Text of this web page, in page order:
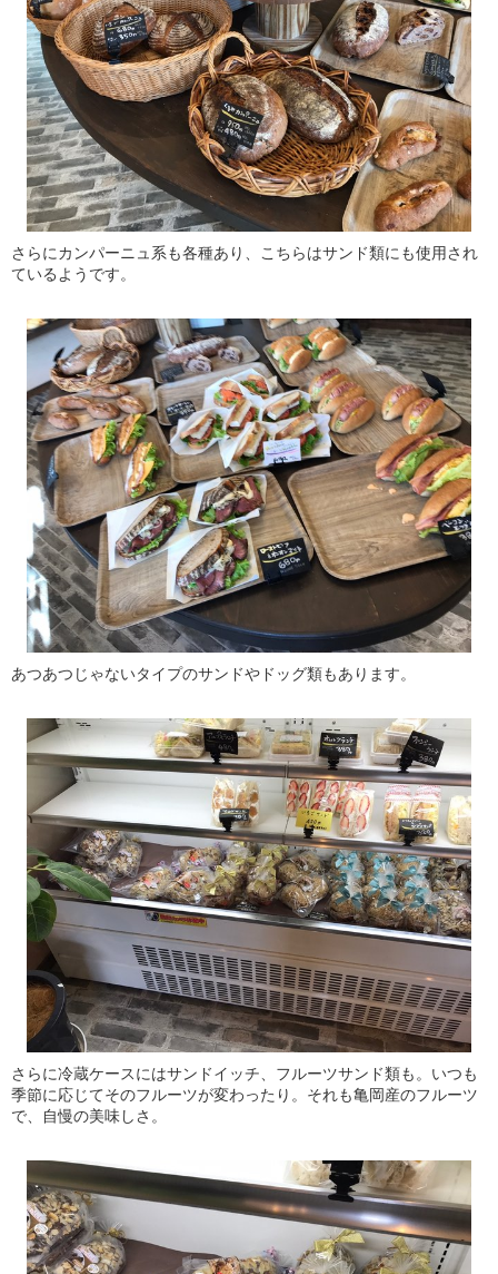
さらにカンパーニュ系も各種あり、こちらはサンド類にも使用され
ているようです。
あつあつじゃないタイプのサンドやドッグ類もあります。
さらに冷蔵ケースにはサンドイッチ、フルーツサンド類も。いつも
季節に応じてそのフルーツが変わったり。それも亀岡産のフルーツ
で、自慢の美味しさ。